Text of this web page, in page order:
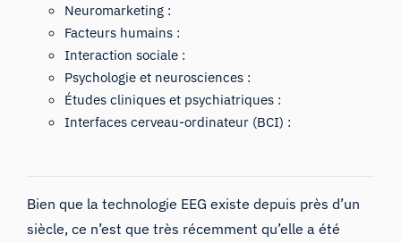
Neuromarketing :
Facteurs humains :
Interaction sociale :
Psychologie et neurosciences :
Études cliniques et psychiatriques :
Interfaces cerveau-ordinateur (BCI) :
Bien que la technologie EEG existe depuis près d’un
siècle, ce n’est que très récemment qu’elle a été